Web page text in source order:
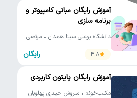
آموزش رایگان مبانی کامپیوتر و
برنامه سازی
دانشگاه بوعلی سینا همدان • مرتضی
4.8
رایگان
آموزش رایگان پایتون کاربردی
مکتب‌خونه • سروش حیدری پهلویان